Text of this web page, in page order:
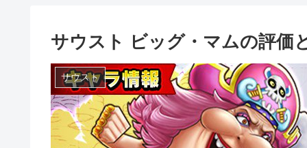
サウスト ビッグ・マムの評価
サウスト